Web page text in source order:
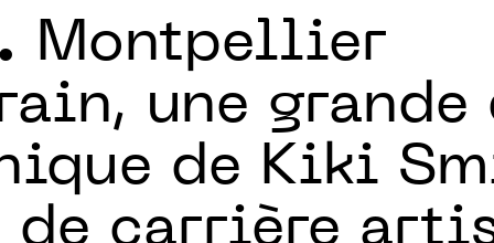
Montpellier
une
de Kiki
de carrière